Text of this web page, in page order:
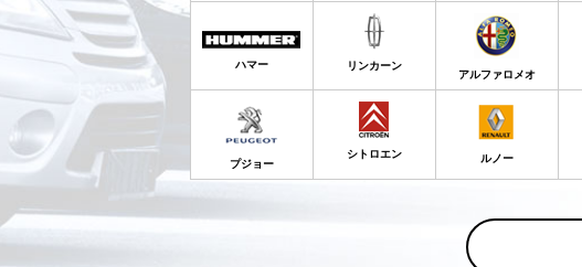
ハマー リンカーン
アルファロメオ
プジョー
シトロエン ルノー